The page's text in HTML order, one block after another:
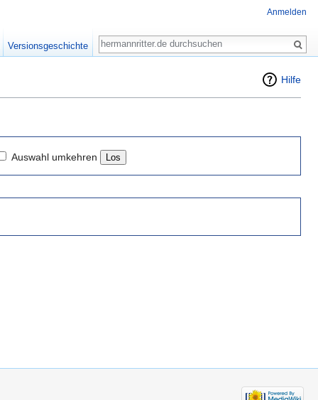
Hilfe
Auswahl umkehren
Anmelden
Versionsgeschichte
Suche